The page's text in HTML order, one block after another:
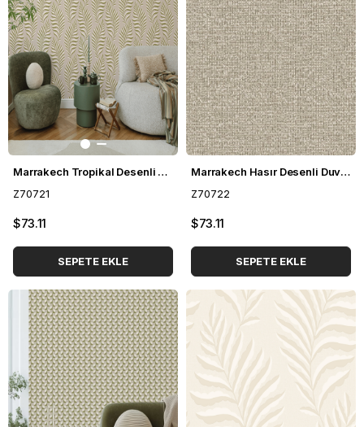
Marrakech Tropikal Desenli Duvar Kağıdı Z70721
Z70721
$73.11
SEPETE EKLE
Marrakech Hasır Desenli Duvar Kağıdı Z70722
Z70722
$73.11
SEPETE EKLE